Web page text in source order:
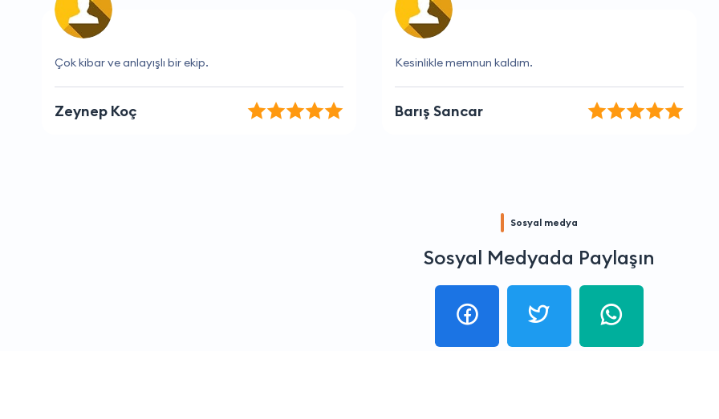
Kesinlikle memnun kaldım.
Barış Sancar
Sorularıma hızlı ve açık yanıtlar aldım, teşekkürler.
Yaren Durmaz
Sosyal medya
Sosyal Medyada Paylaşın